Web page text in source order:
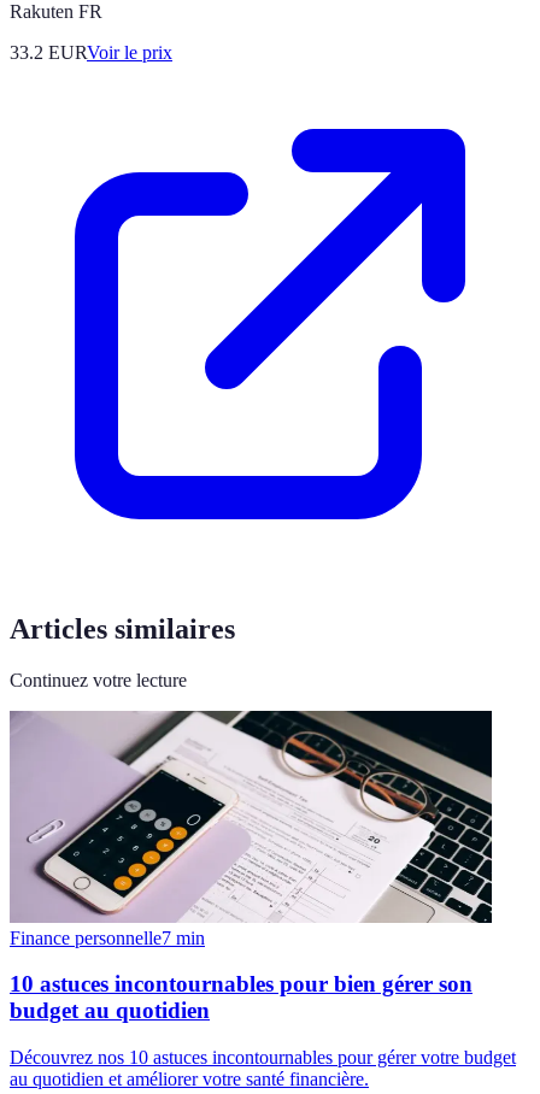
Rakuten FR
33.2 EURVoir le prix
Articles similaires
Continuez votre lecture
Finance personnelle7 min
10 astuces incontournables pour bien gérer son
budget au quotidien
Découvrez nos 10 astuces incontournables pour gérer votre budget
au quotidien et améliorer votre santé financière.